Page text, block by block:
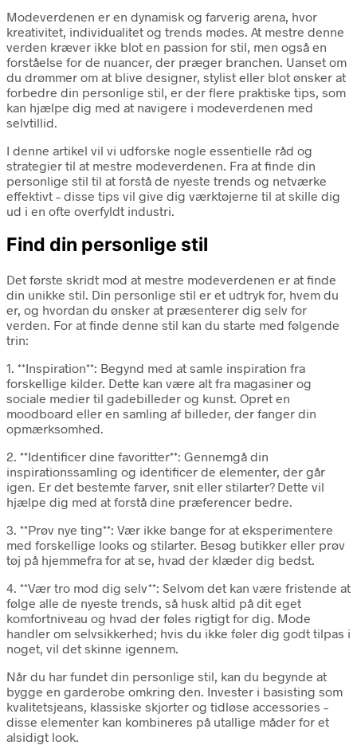
Modeverdenen er en dynamisk og farverig arena, hvor
kreativitet, individualitet og trends mødes. At mestre denne
verden kræver ikke blot en passion for stil, men også en
forståelse for de nuancer, der præger branchen. Uanset om
du drømmer om at blive designer, stylist eller blot ønsker at
forbedre din personlige stil, er der flere praktiske tips, som
kan hjælpe dig med at navigere i modeverdenen med
selvtillid.
I denne artikel vil vi udforske nogle essentielle råd og
strategier til at mestre modeverdenen. Fra at finde din
personlige stil til at forstå de nyeste trends og netværke
effektivt – disse tips vil give dig værktøjerne til at skille dig
ud i en ofte overfyldt industri.
Find din personlige stil
Det første skridt mod at mestre modeverdenen er at finde
din unikke stil. Din personlige stil er et udtryk for, hvem du
er, og hvordan du ønsker at præsenterer dig selv for
verden. For at finde denne stil kan du starte med følgende
trin:
1. **Inspiration**: Begynd med at samle inspiration fra
forskellige kilder. Dette kan være alt fra magasiner og
sociale medier til gadebilleder og kunst. Opret en
moodboard eller en samling af billeder, der fanger din
opmærksomhed.
2. **Identificer dine favoritter**: Gennemgå din
inspirationssamling og identificer de elementer, der går
igen. Er det bestemte farver, snit eller stilarter? Dette vil
hjælpe dig med at forstå dine præferencer bedre.
3. **Prøv nye ting**: Vær ikke bange for at eksperimentere
med forskellige looks og stilarter. Besøg butikker eller prøv
tøj på hjemmefra for at se, hvad der klæder dig bedst.
4. **Vær tro mod dig selv**: Selvom det kan være fristende at
følge alle de nyeste trends, så husk altid på dit eget
komfortniveau og hvad der føles rigtigt for dig. Mode
handler om selvsikkerhed; hvis du ikke føler dig godt tilpas i
noget, vil det skinne igennem.
Når du har fundet din personlige stil, kan du begynde at
bygge en garderobe omkring den. Invester i basisting som
kvalitetsjeans, klassiske skjorter og tidløse accessories –
disse elementer kan kombineres på utallige måder for et
alsidigt look.